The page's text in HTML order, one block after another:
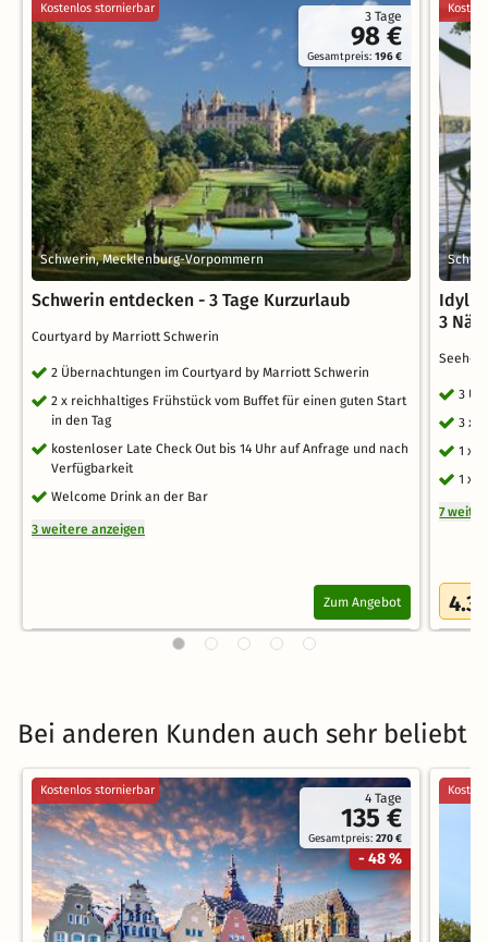
3 Tage
98 €
Gesamtpreis:196 €
Kostenlos stornierbar
Schwerin, Mecklenburg-Vorpommern
Schwerin entdecken - 3 Tage Kurzurlaub
Courtyard by Marriott Schwerin
2 Übernachtungen im Courtyard by Marriott Schwerin
2 x reichhaltiges Frühstück vom Buffet für einen guten Start
in den Tag
kostenloser Late Check Out bis 14 Uhr auf Anfrage und nach
Verfügbarkeit
Welcome Drink an der Bar
3 weitere anzeigen
Zum Angebot
Idylle
3
3
3 x
1 x
1 x
7
4.3
Bei anderen Kunden auch sehr beliebt
4 Tage
135 €
Gesamtpreis:270 €
- 48 %
Kostenlos stornierbar